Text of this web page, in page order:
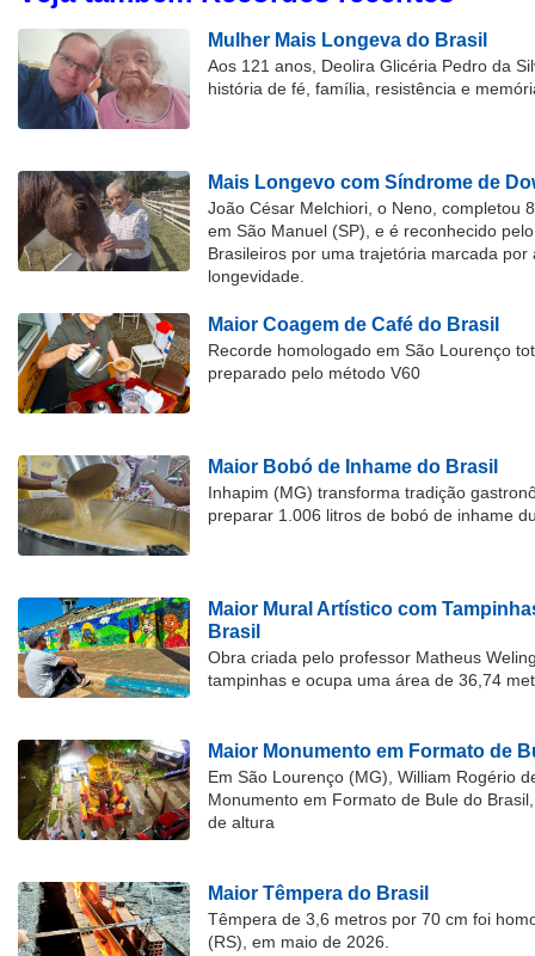
Mulher Mais Longeva do Brasil
Aos 121 anos, Deolira Glicéria Pedro da
história de fé, família, resistência e
Mais Longevo com Síndrome de
João César Melchiori, o Neno, completou
em São Manuel (SP), e é reconhecido
Brasileiros por uma trajetória marcada por
longevidade.
Maior Coagem de Café do Brasil
Recorde homologado em São Lourenço
preparado pelo método V60
Maior Bobó de Inhame do Brasil
Inhapim (MG) transforma tradição
preparar 1.006 litros de bobó de inhame
Maior Mural Artístico com
Brasil
Obra criada pelo professor Matheus
tampinhas e ocupa uma área de 36,74
Maior Monumento em Formato de
Em São Lourenço (MG), William Rogério
Monumento em Formato de Bule do
de altura
Maior Têmpera do Brasil
Têmpera de 3,6 metros por 70 cm foi
(RS), em maio de 2026.